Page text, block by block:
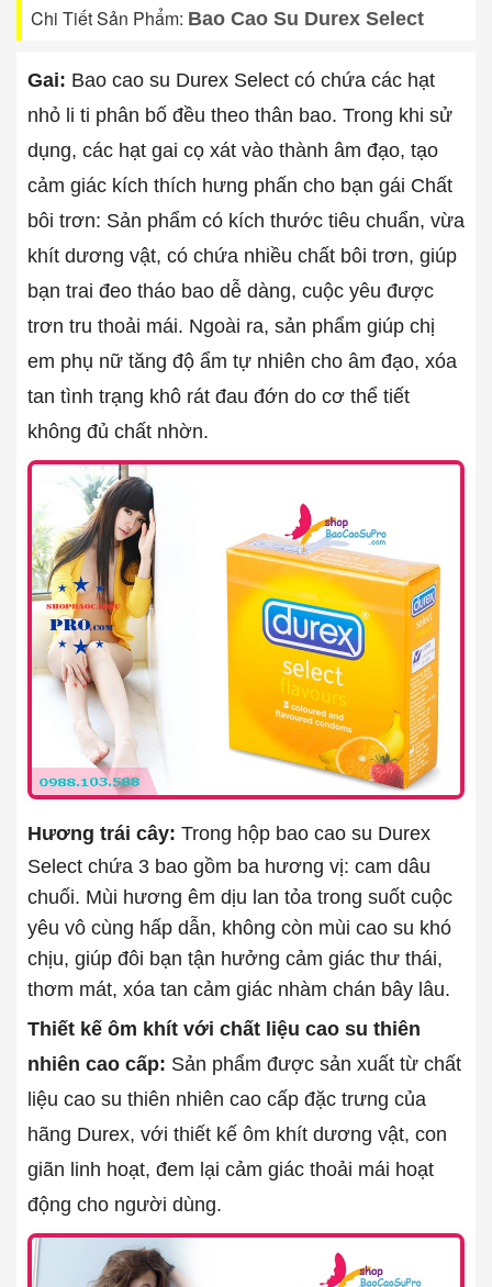
Chi Tiết Sản Phẩm: Bao Cao Su Durex Select
Gai: Bao cao su Durex Select có chứa các hạt
nhỏ li ti phân bố đều theo thân bao. Trong khi sử
dụng, các hạt gai cọ xát vào thành âm đạo, tạo
cảm giác kích thích hưng phấn cho bạn gái Chất
bôi trơn: Sản phẩm có kích thước tiêu chuẩn, vừa
khít dương vật, có chứa nhiều chất bôi trơn, giúp
bạn trai đeo tháo bao dễ dàng, cuộc yêu được
trơn tru thoải mái. Ngoài ra, sản phẩm giúp chị
em phụ nữ tăng độ ẩm tự nhiên cho âm đạo, xóa
tan tình trạng khô rát đau đớn do cơ thể tiết
không đủ chất nhờn.
Hương trái cây: Trong hộp bao cao su Durex
Select chứa 3 bao gồm ba hương vị: cam dâu
chuối. Mùi hương êm dịu lan tỏa trong suốt cuộc
yêu vô cùng hấp dẫn, không còn mùi cao su khó
chịu, giúp đôi bạn tận hưởng cảm giác thư thái,
thơm mát, xóa tan cảm giác nhàm chán bây lâu.
Thiết kế ôm khít với chất liệu cao su thiên
nhiên cao cấp: Sản phẩm được sản xuất từ chất
liệu cao su thiên nhiên cao cấp đặc trưng của
hãng Durex, với thiết kế ôm khít dương vật, con
giãn linh hoạt, đem lại cảm giác thoải mái hoạt
động cho người dùng.